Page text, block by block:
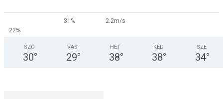
31%
2.2m/s
22%
SZO
30°
VAS
29°
HÉT
38°
KED
38°
SZE
34°